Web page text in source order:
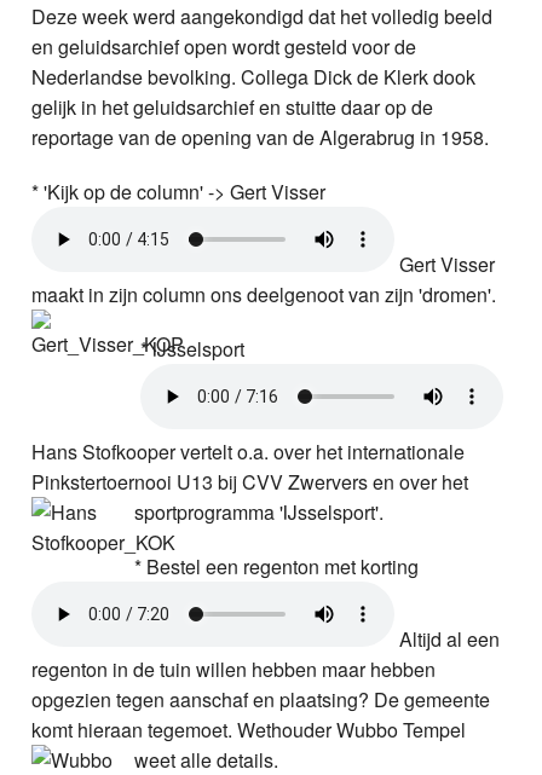
Deze week werd aangekondigd dat het volledig beeld
en geluidsarchief open wordt gesteld voor de
Nederlandse bevolking. Collega Dick de Klerk dook
gelijk in het geluidsarchief en stuitte daar op de
reportage van de opening van de Algerabrug in 1958.
* 'Kijk op de column' -> Gert Visser
Gert Visser
maakt in zijn column ons deelgenoot van zijn 'dromen'.
* IJsselsport
Hans Stofkooper vertelt o.a. over het internationale
Pinkstertoernooi U13 bij CVV Zwervers en over het
sportprogramma 'IJsselsport'.
* Bestel een regenton met korting
Altijd al een
regenton in de tuin willen hebben maar hebben
opgezien tegen aanschaf en plaatsing? De gemeente
komt hieraan tegemoet. Wethouder Wubbo Tempel
weet alle details.